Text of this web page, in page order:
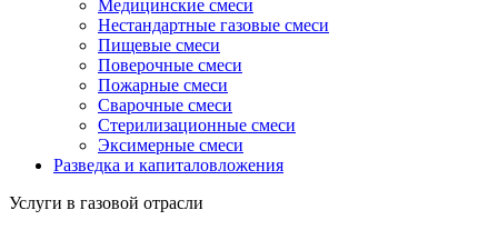
Медицинские смеси
Нестандартные газовые смеси
Пищевые смеси
Поверочные смеси
Пожарные смеси
Сварочные смеси
Стерилизационные смеси
Эксимерные смеси
Разведка и капиталовложения
Услуги в газовой отрасли